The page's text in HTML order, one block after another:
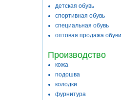
детская обувь
спортивная обувь
специальная обувь
оптовая продажа обуви
Производство
кожа
подошва
колодки
фурнитура